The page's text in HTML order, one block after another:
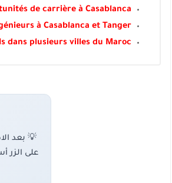
de carrière à Casablanca
à Casablanca et Tanger
dans plusieurs villes du Maroc
💡 بعد
على الزر